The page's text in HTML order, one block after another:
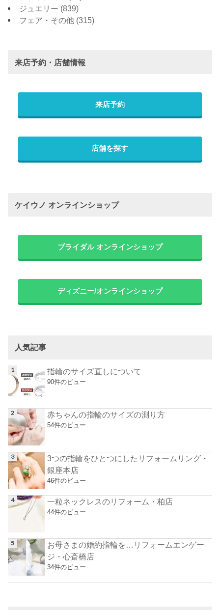
ジュエリー (839)
フェア・その他 (315)
来店予約・店舗情報
来店予約
店舗を探す
ケイウノ オンラインショップ
ブライダル オンラインショップ
ディズニー/オンラインショップ
人気記事
指輪のサイズ直しについて
90件のビュー
赤ちゃんの指輪のサイズの測り方
54件のビュー
3つの指輪をひとつにしたリフォームリング・
銀座本店
46件のビュー
一粒ネックレスのリフォーム・柏店
44件のビュー
お母さまの婚約指輪を…リフォームエンゲー
ジ・心斎橋店
34件のビュー